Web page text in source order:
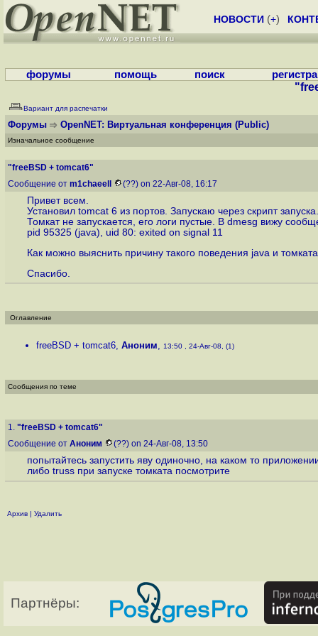
НОВОСТИ (+)
форумы помощь поиск
Вариант для распечатки
Форумы OpenNET: Виртуальная конференция (Public)
Изначальное сообщение
"freeBSD + tomcat6"
Сообщение от m1chaeell (??) on 22-Авг-08, 16:17
Привет всем.
Установил tomcat 6 из портов. Запускаю через скрипт запуска.
Томкат не запускается, его логи пустые. В dmesg вижу
pid 95325 (java), uid 80: exited on signal 11
Как можно выяснить причину такого поведения java и
Спасибо.
Оглавление
freeBSD + tomcat6, Аноним, 13:50 , 24-Авг-08, (1)
Сообщения по теме
1. "freeBSD + tomcat6"
Сообщение от Аноним (??) on 24-Авг-08, 13:50
попытайтесь запустить яву одиночно, на каком то
либо truss при запуске томката посмотрите
Архив | Удалить
Партнёры: